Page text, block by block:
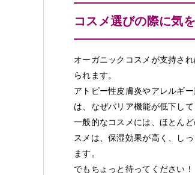
コスメ選びの際に気
オーガニックコスメが支持さ
られます。
アトピー性皮膚炎やアレルギ
は、なぜバリア機能が低下し
一般的なコスメには、ほとん
スメは、保湿効果が高く、し
ます。
でもちょっと待ってください！